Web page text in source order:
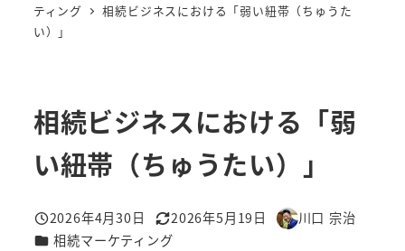
ティング
相続ビジネスにおける「弱い紐帯（ちゅうた
い）」
相続ビジネスにおける「弱
い紐帯（ちゅうたい）」
投稿日
2026年4月30日
更新日
2026年5月19日
著
川口 宗治
カテゴリー
相続マーケティング